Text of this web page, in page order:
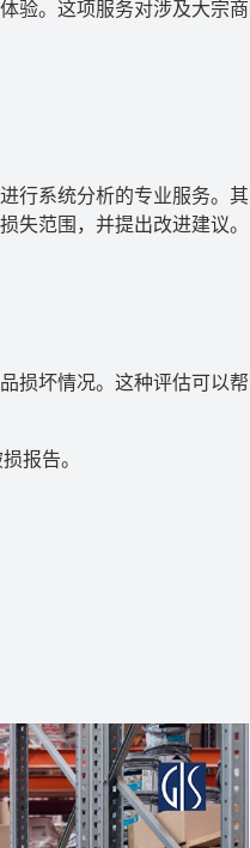
验。这项服务对涉及大宗商
行系统分析的专业服务。其
失范围，并提出改进建议。
损坏情况。这种评估可以帮
报告。